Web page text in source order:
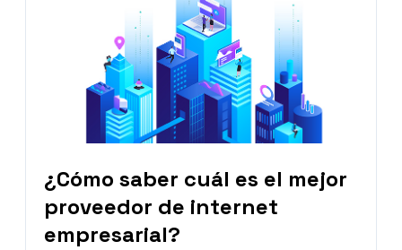
¿Cómo saber cuál es el mejor
proveedor de internet
empresarial?